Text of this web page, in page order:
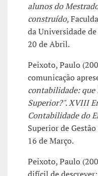
alunos do
construído,
da Universidade
20 de Abril.
Peixoto, Paulo
comunicação
contabilidade:
Superior?". XVIII
Contabilidade do
Superior de
16 de Março.
Peixoto, Paulo